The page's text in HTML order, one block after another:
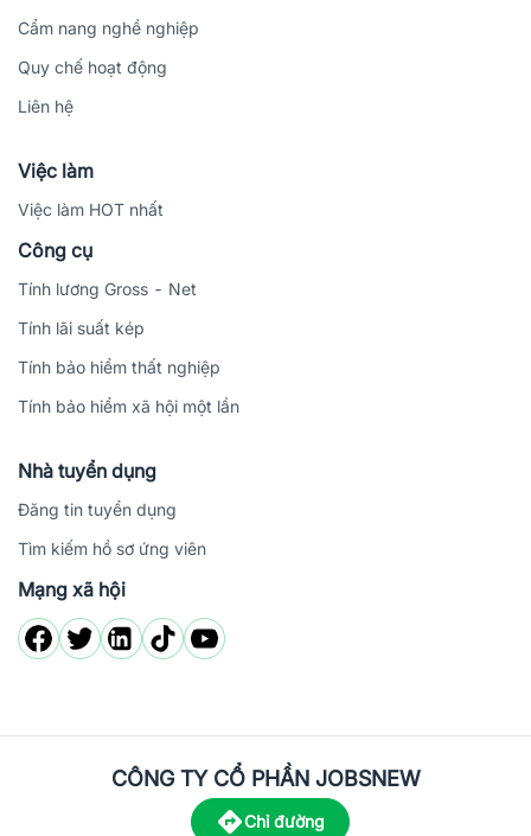
Cẩm nang nghề nghiệp
Quy chế hoạt động
Liên hệ
Việc làm
Việc làm HOT nhất
Công cụ
Tính lương Gross - Net
Tính lãi suất kép
Tính bảo hiểm thất nghiệp
Tính bảo hiểm xã hội một lần
Nhà tuyển dụng
Đăng tin tuyển dụng
Tìm kiếm hồ sơ ứng viên
Mạng xã hội
CÔNG TY CỔ PHẦN JOBSNEW
Chỉ đường